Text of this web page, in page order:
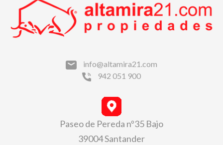
info@altamira21.com
942 051 900
Paseo de Pereda nº35 Bajo
39004 Santander